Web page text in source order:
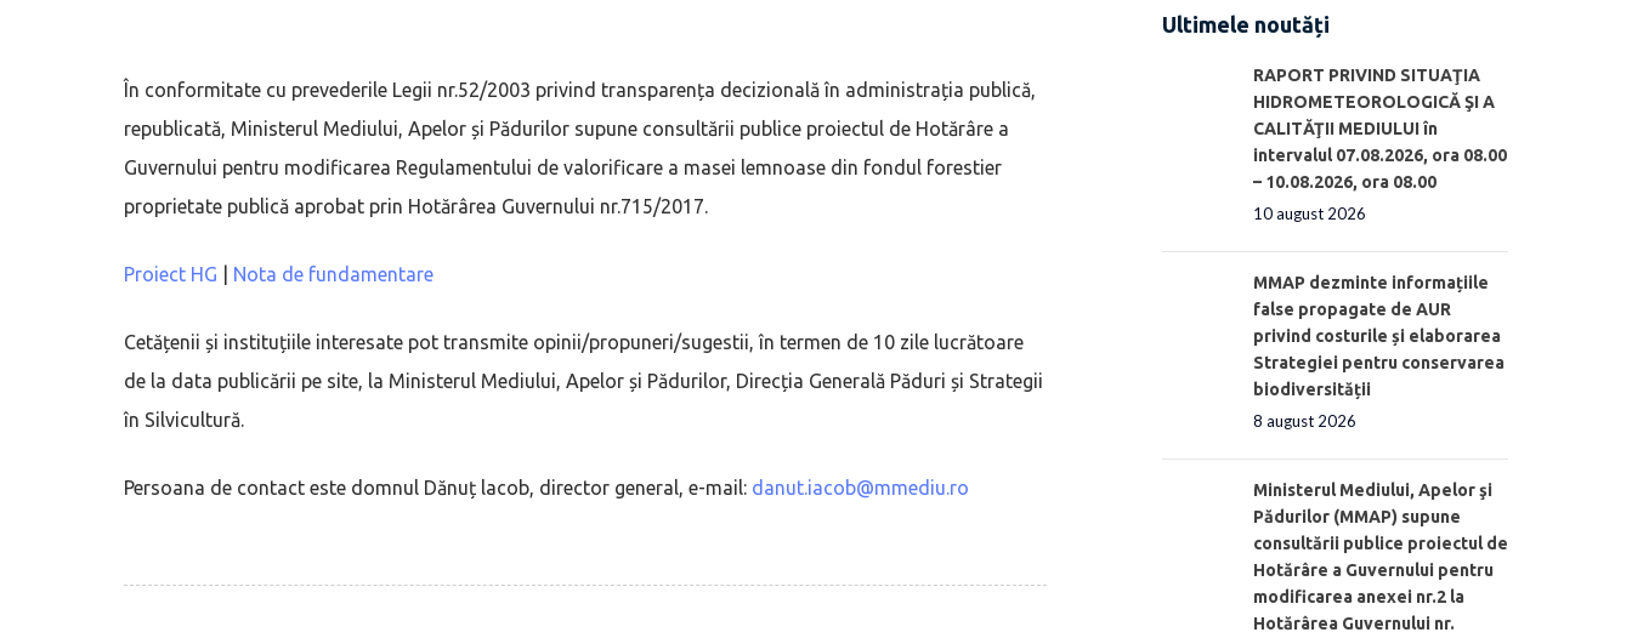
În conformitate cu prevederile Legii nr.52/2003 privind transparența decizională în administrația publică,
republicată, Ministerul Mediului, Apelor și Pădurilor supune consultării publice proiectul de Hotărâre a
Guvernului pentru modificarea Regulamentului de valorificare a masei lemnoase din fondul forestier
proprietate publică aprobat prin Hotărârea Guvernului nr.715/2017.
Proiect HG Nota de fundamentare
Cetățenii și instituțiile interesate pot transmite opinii/propuneri/sugestii, în termen de 10 zile lucrătoare
de la data publicării pe site, la Ministerul Mediului, Apelor și Pădurilor, Direcția Generală Păduri și Strategii
în Silvicultură.
Persoana de contact este domnul Dănuț lacob, director general, e-mail: danut.iacob@mmediu.ro
Ultimele noutăți
RAPORT PRIVIND SITUAŢIA
HIDROMETEOROLOGICĂ ŞI A
CALITĂŢII MEDIULUI în
intervalul 07.08.2026, ora 08.00
– 10.08.2026, ora 08.00
10 august 2026
MMAP dezminte informațiile
false propagate de AUR
privind costurile și elaborarea
Strategiei pentru conservarea
biodiversității
8 august 2026
Ministerul Mediului, Apelor şi
Pădurilor (MMAP) supune
consultării publice proiectul de
Hotărâre a Guvernului pentru
modificarea anexei nr.2 la
Hotărârea Guvernului nr.